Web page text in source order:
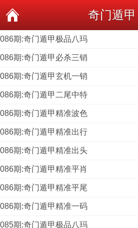
奇门遁甲
086期:奇门遁甲极品八玛
086期:奇门遁甲必杀三销
086期:奇门遁甲玄机一销
086期:奇门遁甲二尾中特
086期:奇门遁甲精准波色
086期:奇门遁甲精准出行
086期:奇门遁甲精准出头
086期:奇门遁甲精准平肖
086期:奇门遁甲精准平尾
086期:奇门遁甲精准一码
085期:奇门遁甲极品八玛